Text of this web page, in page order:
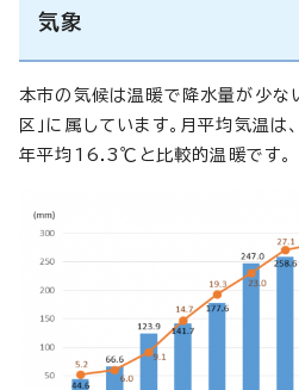
気象
本市の気候は温暖で降水量が少な
区」に属しています。月平均気温
年平均16.3℃と比較的温暖です。